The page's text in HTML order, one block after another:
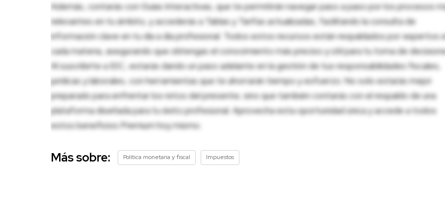
Además, contarás con Guías Interactivas, que te permitirán navegar paso a paso por los procesos
relevantes en tu ámbito, y accederás a Tablas y Tarifas actualizadas, facilitando la consulta de
información clave en tu día a día profesional. Todos estos recursos están respaldados por expertos
cada materia, asegurando que obtengas el conocimiento más preciso y útil para tu toma de
Al suscribirte a IDC, estarás dando un paso adelante en la gestión de tus responsabilidades fiscales,
jurídicas y laborales, con herramientas que te ahorrarán tiempo y esfuerzo. No solo estarás mejor
preparado para enfrentar los retos del presente, sino que también contarás con el respaldo de una
plataforma diseñada para tu éxito profesional. Aprovecha esta oportunidad única y accede a todos
estos beneficios Premium hoy mismo.
Más sobre: Política monetaria y fiscal Impuestos